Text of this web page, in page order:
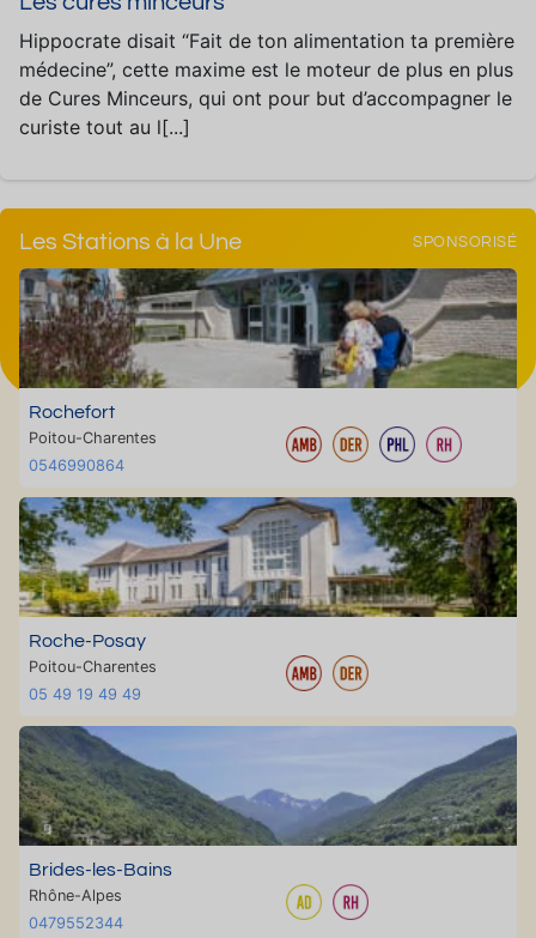
Hippocrate disait “Fait de ton alimentation ta première
médecine”, cette maxime est le moteur de plus en plus
de Cures Minceurs, qui ont pour but d’accompagner le
curiste tout au l[...]
Les Stations à la Une SPONSORISÉ
Rochefort
Poitou-Charentes
0546990864
Roche-Posay
Poitou-Charentes
05 49 19 49 49
Brides-les-Bains
Rhône-Alpes
0479552344